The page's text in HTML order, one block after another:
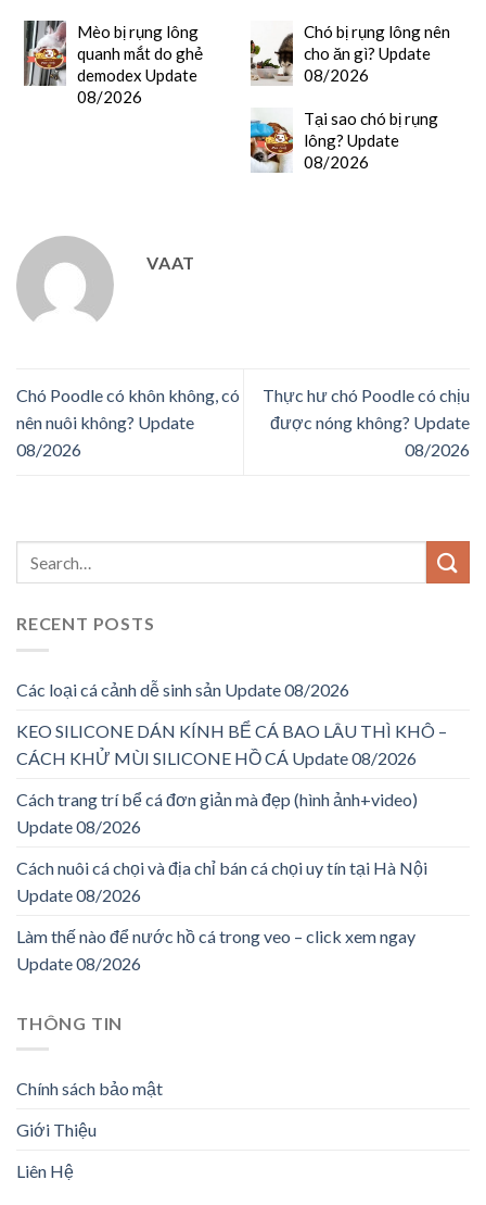
Mèo bị rụng lông
quanh mắt do ghẻ
demodex Update
08/2026
Chó bị rụng lông nên
cho ăn gì? Update
08/2026
Tại sao chó bị rụng
lông? Update
08/2026
VAAT
Chó Poodle có khôn không, có
nên nuôi không? Update
08/2026
Thực hư chó Poodle có chịu
được nóng không? Update
08/2026
RECENT POSTS
Các loại cá cảnh dễ sinh sản Update 08/2026
KEO SILICONE DÁN KÍNH BỂ CÁ BAO LÂU THÌ KHÔ –
CÁCH KHỬ MÙI SILICONE HỒ CÁ Update 08/2026
Cách trang trí bể cá đơn giản mà đẹp (hình ảnh+video)
Update 08/2026
Cách nuôi cá chọi và địa chỉ bán cá chọi uy tín tại Hà Nội
Update 08/2026
Làm thế nào để nước hồ cá trong veo – click xem ngay
Update 08/2026
THÔNG TIN
Chính sách bảo mật
Giới Thiệu
Liên Hệ